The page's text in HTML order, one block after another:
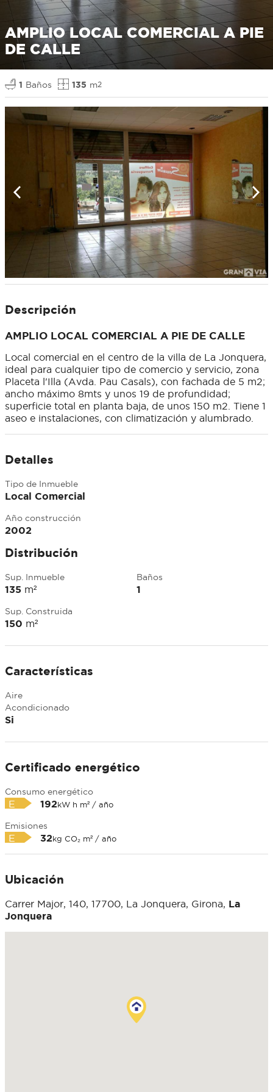
AMPLIO LOCAL COMERCIAL A PIE
DE CALLE
1 Baños 135 m2
Descripción
AMPLIO LOCAL COMERCIAL A PIE DE CALLE
Local comercial en el centro de la villa de La Jonquera,
ideal para cualquier tipo de comercio y servicio, zona
Placeta l'Illa (Avda. Pau Casals), con fachada de 5 m2;
ancho máximo 8mts y unos 19 de profundidad;
superficie total en planta baja, de unos 150 m2. Tiene 1
aseo e instalaciones, con climatización y alumbrado.
Detalles
Tipo de Inmueble
Local Comercial
Año construcción
2002
Distribución
Sup. Inmueble
135 m²
Sup. Construida
150 m²
Baños
1
Características
Aire
Acondicionado
Si
Certificado energético
Consumo energético
E 192kW h m² / año
Emisiones
E 32kg CO₂ m² / año
Ubicación
Carrer Major, 140, 17700, La Jonquera, Girona, La
Jonquera